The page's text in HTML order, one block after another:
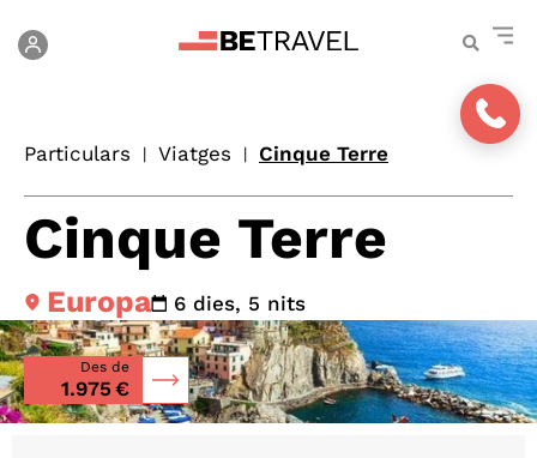
Particulars | Viatges | Cinque Terre
Cinque Terre
Europa 6 dies, 5 nits
Des de
1.975 €